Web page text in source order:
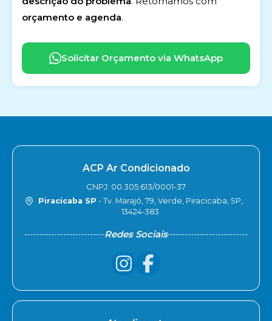
orçamento e agenda.
Solicitar Orçamento via WhatsApp
ACP Ar Condicionado
CNPJ: 00.305.613/0001-37
Piracicaba SP - Tv. Marajó, 79, Verde, Piracicaba, SP,
13424-383
Redes Sociais